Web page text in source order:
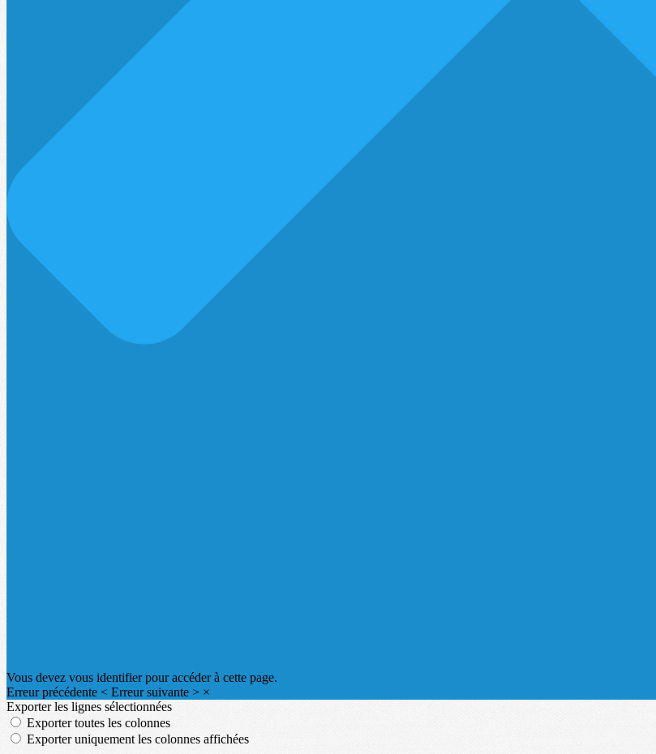
Vous devez vous identifier pour accéder à cette page.
Erreur précédente < Erreur suivante > ×
Exporter les lignes sélectionnées
Exporter toutes les colonnes
Exporter uniquement les colonnes affichées